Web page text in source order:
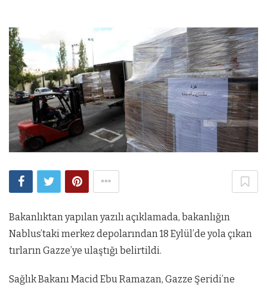
Bakanlıktan yapılan yazılı açıklamada, bakanlığın
Nablus’taki merkez depolarından 18 Eylül’de yola çıkan
tırların Gazze’ye ulaştığı belirtildi.
Sağlık Bakanı Macid Ebu Ramazan, Gazze Şeridi’ne